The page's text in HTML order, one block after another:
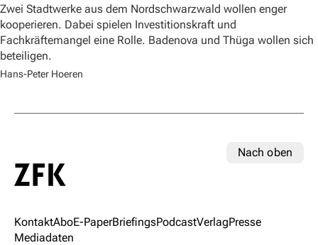
Zwei Stadtwerke aus dem Nordschwarzwald wollen enger
kooperieren. Dabei spielen Investitionskraft und
Fachkräftemangel eine Rolle. Badenova und Thüga wollen sich
beteiligen.
Hans-Peter Hoeren
Nach oben
KontaktAboE-PaperBriefingsPodcastVerlagPresse
Mediadaten